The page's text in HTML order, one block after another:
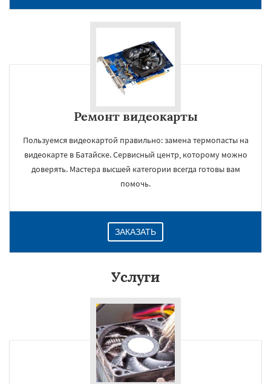
Ремонт видеокарты
Пользуемся видеокартой правильно: замена термопасты на
видеокарте в Батайске. Сервисный центр, которому можно
доверять. Мастера высшей категории всегда готовы вам
помочь.
ЗАКАЗАТЬ
Услуги
×